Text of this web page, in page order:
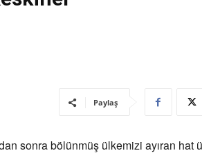
Paylaş
sonra bölünmüş ülkemizi ayıran hat